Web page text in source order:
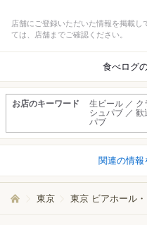
店舗にご登録いただいた情報を掲載
ては、店舗までご確認ください。
食べログ
お店のキーワード
生ビール ／ ク
シュパブ ／
パブ
関連の情報
東京 東京 ビアホール